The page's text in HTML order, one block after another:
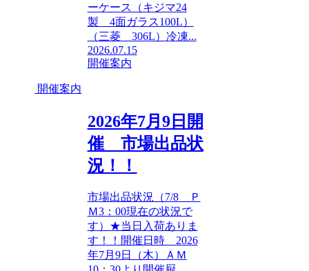
ーケース（キジマ24
製 4面ガラス100L）
（三菱 306L）冷凍...
2026.07.15
開催案内
開催案内
2026年7月9日開
催 市場出品状
況！！
市場出品状況（7/8 Ｐ
Ｍ3：00現在の状況で
す）★当日入荷ありま
す！！開催日時 2026
年7月9日（木）ＡＭ